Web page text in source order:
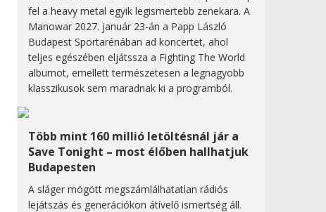
fel a heavy metal egyik legismertebb zenekara. A
Manowar 2027. január 23-án a Papp László
Budapest Sportarénában ad koncertet, ahol
teljes egészében eljátssza a Fighting The World
albumot, emellett természetesen a legnagyobb
klasszikusok sem maradnak ki a programból.
Több mint 160 millió letöltésnál jár a
Save Tonight – most élőben hallhatjuk
Budapesten
A sláger mögött megszámlálhatatlan rádiós
lejátszás és generációkon átívelő ismertség áll.